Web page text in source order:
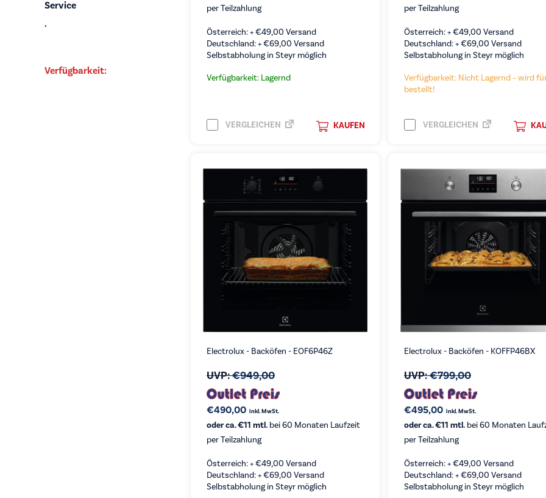
Service
.
Verfügbarkeit:
per Teilzahlung
Österreich: +€49,00 Versand
Deutschland: +€69,00 Versand
Selbstabholung in Steyr möglich
Verfügbarkeit: Lagernd
KAUFEN
VERGLEICHEN
per Teilzahlung
Österreich: +€49,00 Versand
Deutschland: +€69,00 Versand
Selbstabholung in Steyr möglich
Verfügbarkeit: Nicht Lagernd – wird
bestellt!
VERGLEICHEN
Electrolux - Backöfen - EOF6P46Z
UVP:€949,00
€490,00 inkl. MwSt.
oder ca. €11 mtl. bei 60 Monaten Laufzeit
per Teilzahlung
Österreich: +€49,00 Versand
Deutschland: +€69,00 Versand
Selbstabholung in Steyr möglich
Electrolux - Backöfen - KOFFP46BX
UVP:€799,00
€495,00 inkl. MwSt.
oder ca. €11 mtl.bei 60 Monaten
per Teilzahlung
Österreich: +€49,00 Versand
Deutschland: +€69,00 Versand
Selbstabholung in Steyr möglich